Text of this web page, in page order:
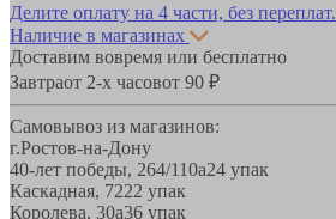
Делите оплату на 4 части, без переплат.
Наличие в магазинах
Доставим вовремя или бесплатно
Завтраот 2-х часовот 90 ₽
Самовывоз из магазинов:
г.Ростов-на-Дону
40-лет победы, 264/110а24 упак
Каскадная, 7222 упак
Королева, 30а36 упак